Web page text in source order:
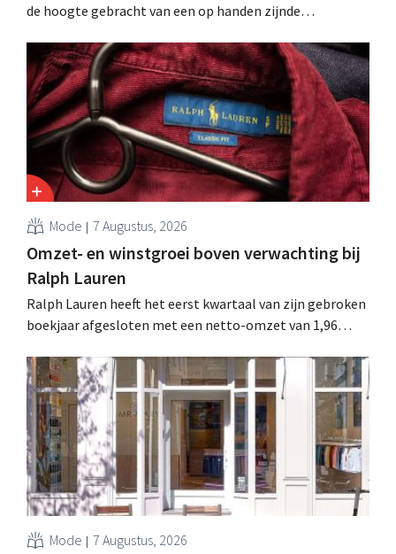
de hoogte gebracht van een op handen zijnde
sanering volgt op eerdere ingrepen in Nederland, België
en Spanje waarbij al honderden jobs verloren gingen.
Mode 7 Augustus, 2026
Omzet- en winstgroei boven verwachting bij
Ralph Lauren
Ralph Lauren heeft het eerst kwartaal van zijn gebroken
boekjaar afgesloten met een netto-omzet van 1,96
is dan een jaar eerder. Na die beter dan verwachte start
verhoogt het bedrijf ook zijn vooruitzichten voor het
volledige boekjaar.
Mode 7 Augustus, 2026